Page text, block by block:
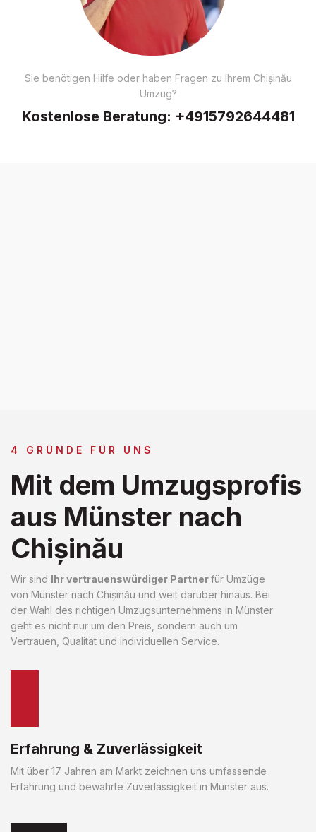
Sie benötigen Hilfe oder haben Fragen zu Ihrem Chișinău
Umzug?
Kostenlose Beratung: +4915792644481
4 GRÜNDE FÜR UNS
Mit dem Umzugsprofis
aus Münster nach
Chișinău
Wir sind Ihr vertrauenswürdiger Partnerfür Umzüge
von Münster nach Chișinău und weit darüber hinaus. Bei
der Wahl des richtigen Umzugsunternehmens in Münster
geht es nicht nur um den Preis, sondern auch um
Vertrauen, Qualität und individuellen Service.
Erfahrung & Zuverlässigkeit
Mit über 17 Jahren am Markt zeichnen uns umfassende
Erfahrung und bewährte Zuverlässigkeit in Münster aus.